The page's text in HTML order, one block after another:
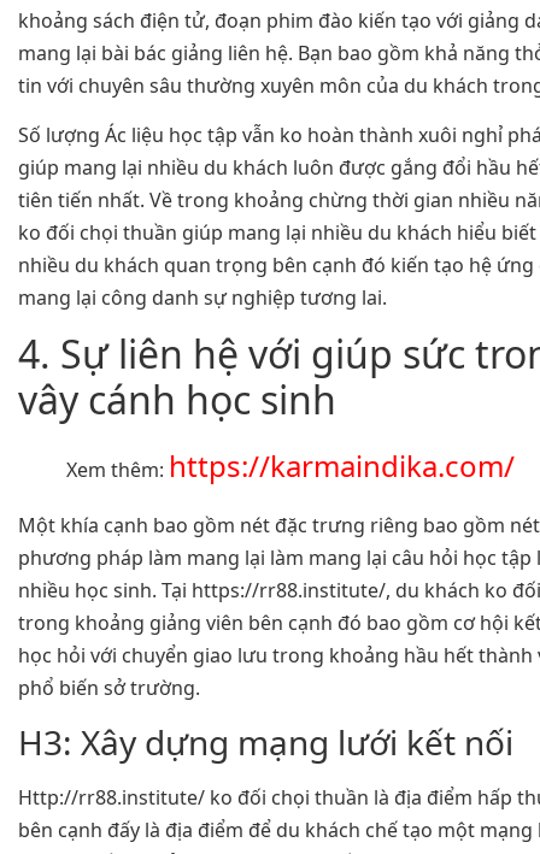
khoảng sách điện tử, đoạn phim đào kiến tạo với giảng
mang lại bài bác giảng liên hệ. Bạn bao gồm khả năng
tin với chuyên sâu thường xuyên môn của du khách
Số lượng Ác liệu học tập vẫn ko hoàn thành xuôi nghỉ
giúp mang lại nhiều du khách luôn được gắng đổi hầu
tiên tiến nhất. Về trong khoảng chừng thời gian nhiều
ko đối chọi thuần giúp mang lại nhiều du khách hiểu
nhiều du khách quan trọng bên cạnh đó kiến tạo hệ ứng
mang lại công danh sự nghiệp tương lai.
4. Sự liên hệ với giúp sức
vây cánh học sinh
Xem thêm: https://karmaindika.com/
Một khía cạnh bao gồm nét đặc trưng riêng bao gồm
phương pháp làm mang lại làm mang lại câu hỏi học tập
nhiều học sinh. Tại https://rr88.institute/, du khách ko
trong khoảng giảng viên bên cạnh đó bao gồm cơ hội
học hỏi với chuyển giao lưu trong khoảng hầu hết thành
phổ biến sở trường.
H3: Xây dựng mạng lưới kết nối
Http://rr88.institute/ ko đối chọi thuần là địa điểm hấp
bên cạnh đấy là địa điểm để du khách chế tạo một